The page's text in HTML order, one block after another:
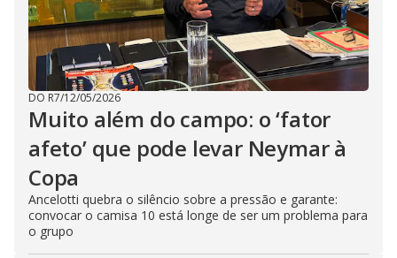
DO R7/12/05/2026
Muito além do campo: o ‘fator
afeto’ que pode levar Neymar à
Copa
Ancelotti quebra o silêncio sobre a pressão e garante:
convocar o camisa 10 está longe de ser um problema para
o grupo